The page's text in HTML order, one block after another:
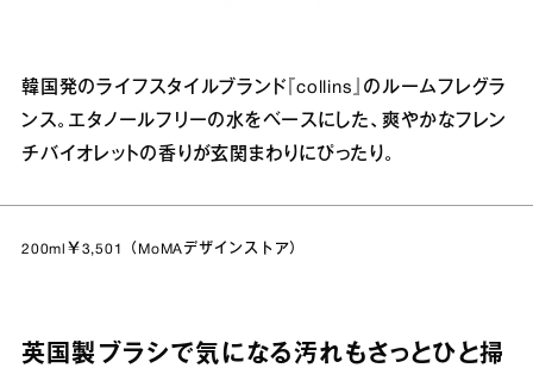
韓国発のライフスタイルブランド『collins』のルームフレグラ
ンス。エタノールフリーの水をベースにした、爽やかなフレン
チバイオレットの香りが玄関まわりにぴったり。
200ml￥3,501（ MoMAデザインストア）
英国製ブラシで気になる汚れもさっとひと掃